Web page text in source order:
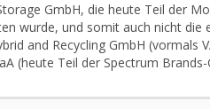
GmbH, die heute Teil der
wurde, und somit auch nicht die
and Recycling GmbH (vormals
(heute Teil der Spectrum